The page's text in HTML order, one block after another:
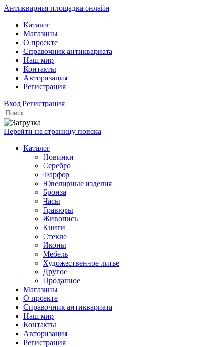
Антикварная площадка онлайн
Каталог
Магазины
О проекте
Справочник антиквариата
Наш мир
Контакты
Авторизация
Регистрация
Вход Регистрация
Перейти на страницу поиска
Каталог
Новинки
Серебро
Фарфор
Ювелирные изделия
Бронза
Часы
Гравюры
Живопись
Книги
Стекло
Иконы
Мебель
Художественное литье
Другое
Проданное
Магазины
О проекте
Справочник антиквариата
Наш мир
Контакты
Авторизация
Регистрация